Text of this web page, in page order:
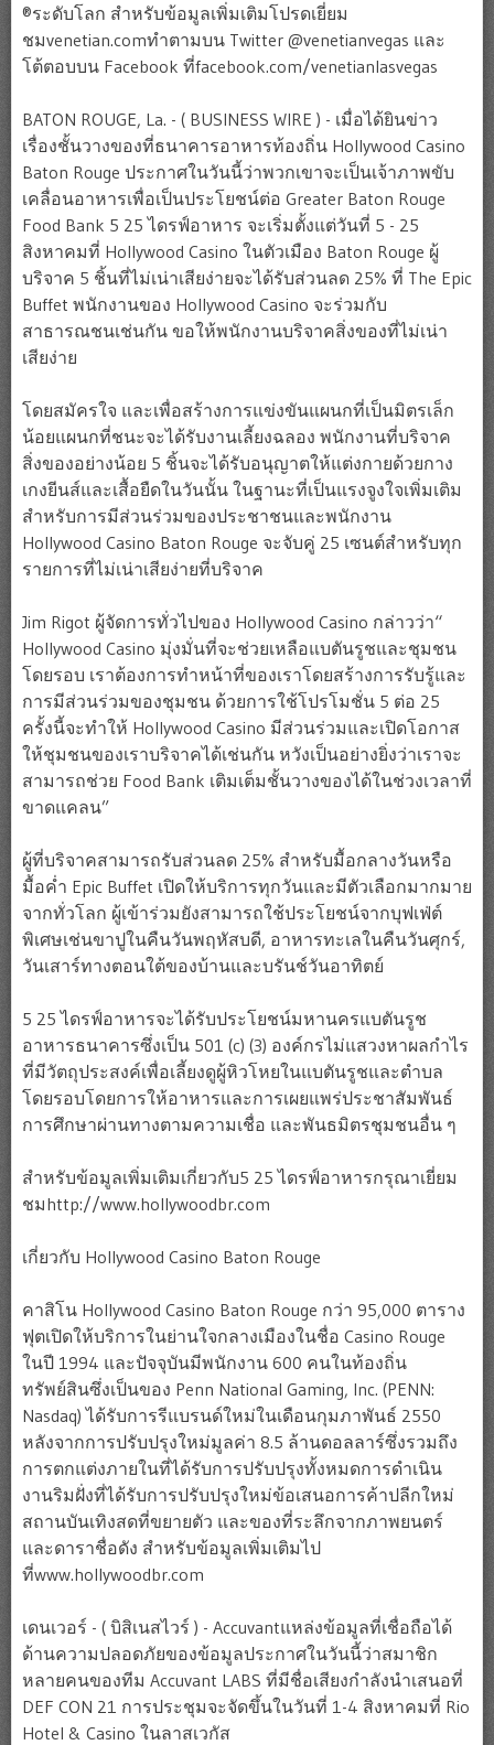
®ระดับโลก สำหรับข้อมูลเพิ่มเติมโปรดเยี่ยม
ชมvenetian.comทำตามบน Twitter @venetianvegas และ
โต้ตอบบน Facebook ที่facebook.com/venetianlasvegas
BATON ROUGE, La. - ( BUSINESS WIRE ) - เมื่อได้ยินข่าว
เรื่องชั้นวางของที่ธนาคารอาหารท้องถิ่น Hollywood Casino
Baton Rouge ประกาศในวันนี้ว่าพวกเขาจะเป็นเจ้าภาพขับ
เคลื่อนอาหารเพื่อเป็นประโยชน์ต่อ Greater Baton Rouge
Food Bank 5 25 ไดรฟ์อาหาร จะเริ่มตั้งแต่วันที่ 5 - 25
สิงหาคมที่ Hollywood Casino ในตัวเมือง Baton Rouge ผู้
บริจาค 5 ชิ้นที่ไม่เน่าเสียง่ายจะได้รับส่วนลด 25% ที่ The Epic
Buffet พนักงานของ Hollywood Casino จะร่วมกับ
สาธารณชนเช่นกัน ขอให้พนักงานบริจาคสิ่งของที่ไม่เน่า
เสียง่าย
โดยสมัครใจ และเพื่อสร้างการแข่งขันแผนกที่เป็นมิตรเล็ก
น้อยแผนกที่ชนะจะได้รับงานเลี้ยงฉลอง พนักงานที่บริจาค
สิ่งของอย่างน้อย 5 ชิ้นจะได้รับอนุญาตให้แต่งกายด้วยกาง
เกงยีนส์และเสื้อยืดในวันนั้น ในฐานะที่เป็นแรงจูงใจเพิ่มเติม
สำหรับการมีส่วนร่วมของประชาชนและพนักงาน
Hollywood Casino Baton Rouge จะจับคู่ 25 เซนต์สำหรับทุก
รายการที่ไม่เน่าเสียง่ายที่บริจาค
Jim Rigot ผู้จัดการทั่วไปของ Hollywood Casino กล่าวว่า“
Hollywood Casino มุ่งมั่นที่จะช่วยเหลือแบตันรูชและชุมชน
โดยรอบ เราต้องการทำหน้าที่ของเราโดยสร้างการรับรู้และ
การมีส่วนร่วมของชุมชน ด้วยการใช้โปรโมชั่น 5 ต่อ 25
ครั้งนี้จะทำให้ Hollywood Casino มีส่วนร่วมและเปิดโอกาส
ให้ชุมชนของเราบริจาคได้เช่นกัน หวังเป็นอย่างยิ่งว่าเราจะ
สามารถช่วย Food Bank เติมเต็มชั้นวางของได้ในช่วงเวลาที่
ขาดแคลน”
ผู้ที่บริจาคสามารถรับส่วนลด 25% สำหรับมื้อกลางวันหรือ
มื้อค่ำ Epic Buffet เปิดให้บริการทุกวันและมีตัวเลือกมากมาย
จากทั่วโลก ผู้เข้าร่วมยังสามารถใช้ประโยชน์จากบุฟเฟ่ต์
พิเศษเช่นขาปูในคืนวันพฤหัสบดี, อาหารทะเลในคืนวันศุกร์,
วันเสาร์ทางตอนใต้ของบ้านและบรันช์วันอาทิตย์
5 25 ไดรฟ์อาหารจะได้รับประโยชน์มหานครแบตันรูช
อาหารธนาคารซึ่งเป็น 501 (c) (3) องค์กรไม่แสวงหาผลกำไร
ที่มีวัตถุประสงค์เพื่อเลี้ยงดูผู้หิวโหยในแบตันรูชและตำบล
โดยรอบโดยการให้อาหารและการเผยแพร่ประชาสัมพันธ์
การศึกษาผ่านทางตามความเชื่อ และพันธมิตรชุมชนอื่น ๆ
สำหรับข้อมูลเพิ่มเติมเกี่ยวกับ5 25 ไดรฟ์อาหารกรุณาเยี่ยม
ชมhttp://www.hollywoodbr.com
เกี่ยวกับ Hollywood Casino Baton Rouge
คาสิโน Hollywood Casino Baton Rouge กว่า 95,000 ตาราง
ฟุตเปิดให้บริการในย่านใจกลางเมืองในชื่อ Casino Rouge
ในปี 1994 และปัจจุบันมีพนักงาน 600 คนในท้องถิ่น
ทรัพย์สินซึ่งเป็นของ Penn National Gaming, Inc. (PENN:
Nasdaq) ได้รับการรีแบรนด์ใหม่ในเดือนกุมภาพันธ์ 2550
หลังจากการปรับปรุงใหม่มูลค่า 8.5 ล้านดอลลาร์ซึ่งรวมถึง
การตกแต่งภายในที่ได้รับการปรับปรุงทั้งหมดการดำเนิน
งานริมฝั่งที่ได้รับการปรับปรุงใหม่ข้อเสนอการค้าปลีกใหม่
สถานบันเทิงสดที่ขยายตัว และของที่ระลึกจากภาพยนตร์
และดาราชื่อดัง สำหรับข้อมูลเพิ่มเติมไป
ที่www.hollywoodbr.com
เดนเวอร์ - ( บิสิเนสไวร์ ) - Accuvantแหล่งข้อมูลที่เชื่อถือได้
ด้านความปลอดภัยของข้อมูลประกาศในวันนี้ว่าสมาชิก
หลายคนของทีม Accuvant LABS ที่มีชื่อเสียงกำลังนำเสนอที่
DEF CON 21 การประชุมจะจัดขึ้นในวันที่ 1-4 สิงหาคมที่ Rio
Hotel & Casino ในลาสเวกัส